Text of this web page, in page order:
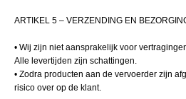
ARTIKEL 5 – VERZENDING EN
• Wij zijn niet aansprakelijk voor
Alle levertijden zijn schattingen.
• Zodra producten aan de vervoerder zijn
risico over op de klant.